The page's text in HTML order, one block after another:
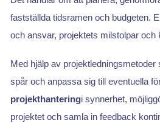
fastställda tidsramen och budgeten.
och ansvar, projektets milstolpar och
Med hjälp av
spår och anpassa sig till eventuella
projekthanteringi synnerhet,
projektet och samla in feedback